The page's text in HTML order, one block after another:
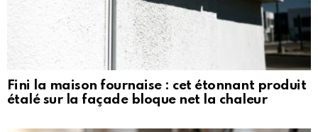
Fini la maison fournaise : cet étonnant produit
étalé sur la façade bloque net la chaleur